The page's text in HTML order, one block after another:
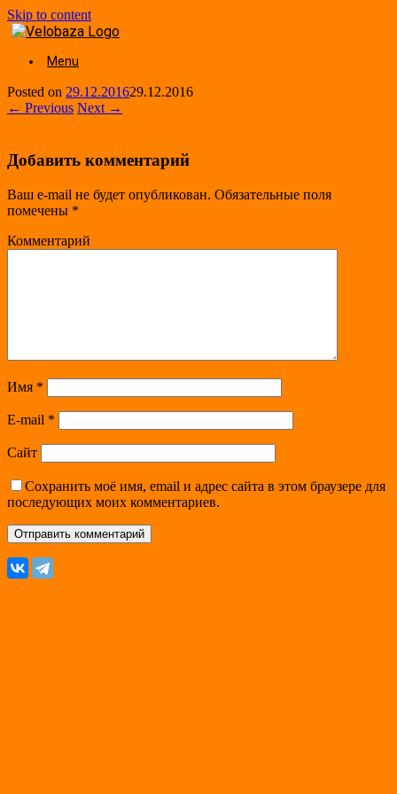
Skip to content
Menu
Posted on 29.12.201629.12.2016
← Previous Next →
Добавить комментарий
Ваш e-mail не будет опубликован. Обязательные поля
помечены *
Комментарий
Имя *
E-mail *
Сайт
Сохранить моё имя, email и адрес сайта в этом браузере для
последующих моих комментариев.